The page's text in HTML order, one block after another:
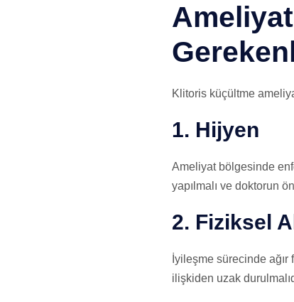
Klitoris küçültme
1. Hijyen
Ameliyat bölgesinde
yapılmalı ve doktorun
2. Fiziksel
İyileşme sürecinde
ilişkiden uzak